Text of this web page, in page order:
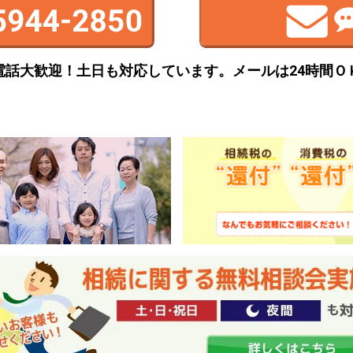
話大歓迎！土日も対応しています。 メールは24時間Ｏ